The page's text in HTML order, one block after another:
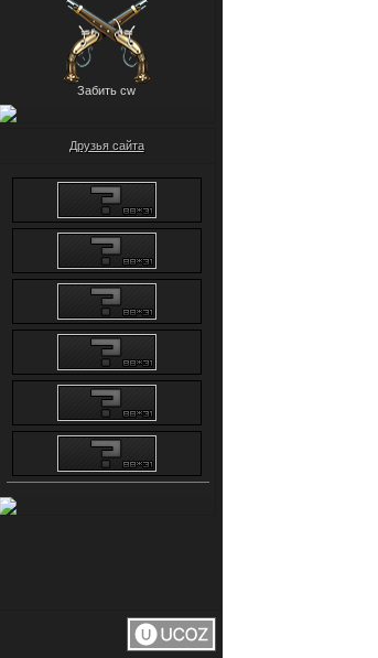
Забить cw
Друзья сайта